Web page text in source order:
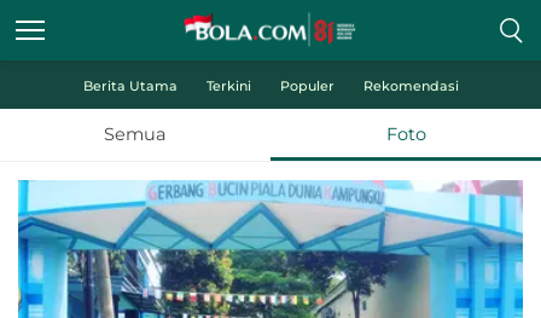
Berita Utama Terkini Populer Rekomendasi
Semua Foto